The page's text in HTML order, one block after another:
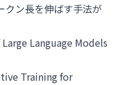
クン長を伸ばす手法が
Language Models
Training for